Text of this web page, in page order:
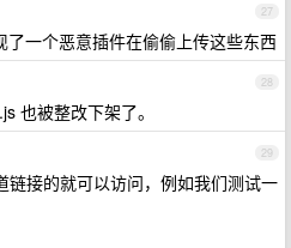
27
一个恶意插件在偷偷上传这些东西
28
也被整改下架了。
29
链接的就可以访问，例如我们测试一